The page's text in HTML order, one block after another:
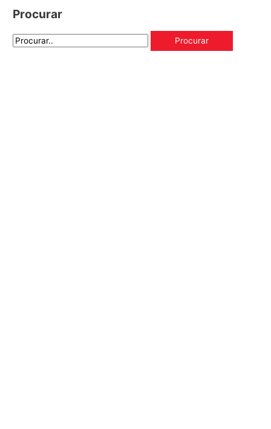
Procurar